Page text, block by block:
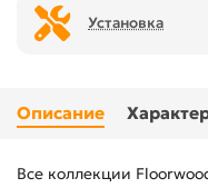
Установка
Описание
Все коллекции